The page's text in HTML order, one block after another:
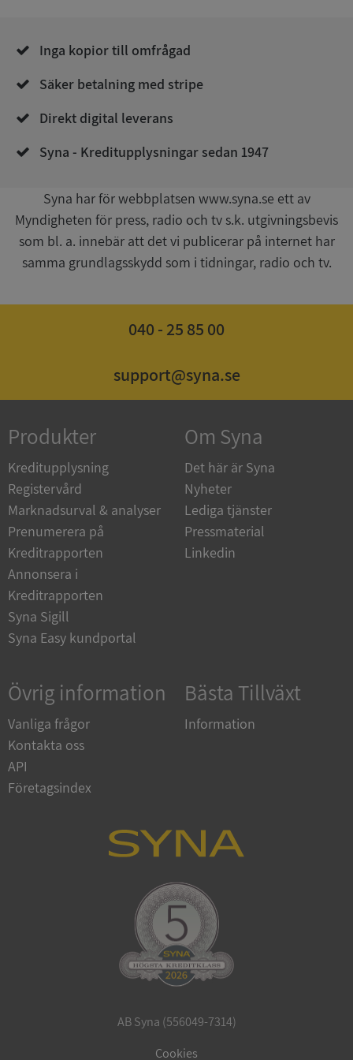
Inga kopior till omfrågad
Säker betalning med stripe
Direkt digital leverans
Syna - Kreditupplysningar sedan 1947
Syna har för webbplatsen www.syna.se ett av
Myndigheten för press, radio och tv s.k. utgivningsbevis
som bl. a. innebär att det vi publicerar på internet har
samma grundlagsskydd som i tidningar, radio och tv.
040 - 25 85 00
support@syna.se
Produkter
Kreditupplysning
Registervård
Marknadsurval & analyser
Prenumerera på
Kreditrapporten
Annonsera i
Kreditrapporten
Syna Sigill
Syna Easy kundportal
Om Syna
Det här är Syna
Nyheter
Lediga tjänster
Pressmaterial
Linkedin
Övrig information
Vanliga frågor
Kontakta oss
API
Företagsindex
Bästa Tillväxt
Information
AB Syna (556049-7314)
Cookies
VISITOR_PRIVACY_METADATA
YouTube
.youtube.com
5 månader
4 veckor
ASP.NET_SessionId
Microsoft
de.syna.se
Corporation
.syna.se
__RequestVerificationToken
CookieScriptConsent
CookieScript
.syna.se
_GRECAPTCHA
Google LLC
www.google.com
Privacy Policy